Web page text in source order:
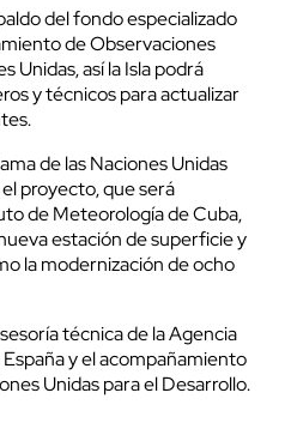
del fondo especializado
de Observaciones
Unidas, así la Isla podrá
y técnicos para actualizar
de las Naciones Unidas
proyecto, que será
de Meteorología de Cuba,
estación de superficie y
la modernización de ocho
técnica de la Agencia
y el acompañamiento
Unidas para el Desarrollo.